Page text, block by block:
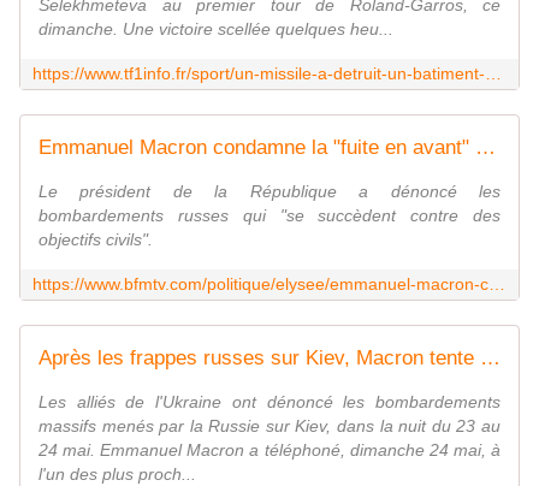
Selekhmeteva au premier tour de Roland-Garros, ce
dimanche. Une victoire scellée quelques heu...
Emmanuel Macron condamne la "fuite en avant" de la Russie après le tir d'un missile hypersonique Orechnik contre l'Ukraine
Le président de la République a dénoncé les
bombardements russes qui "se succèdent contre des
objectifs civils".
Après les frappes russes sur Kiev, Macron tente un rapprochement avec la Biélorussie de Loukachenko
Les alliés de l'Ukraine ont dénoncé les bombardements
massifs menés par la Russie sur Kiev, dans la nuit du 23 au
24 mai. Emmanuel Macron a téléphoné, dimanche 24 mai, à
l'un des plus proch...